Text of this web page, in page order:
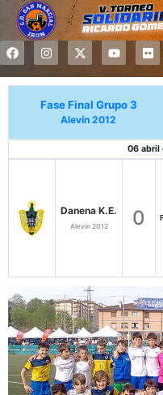
Fase Final Grupo 3
Alevín 2012
06 abril
Danena K.E.
Alevín 2012 0